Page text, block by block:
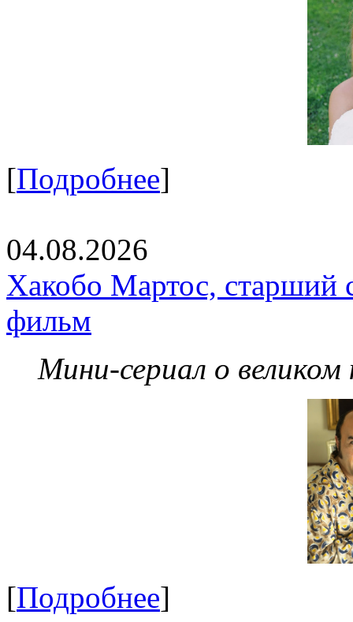
[Подробнее]
04.08.2026
Хакобо Мартос, старший
фильм
Мини-сериал о великом
[Подробнее]